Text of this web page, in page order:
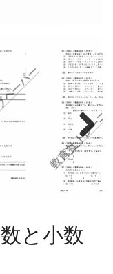
Next
と小数